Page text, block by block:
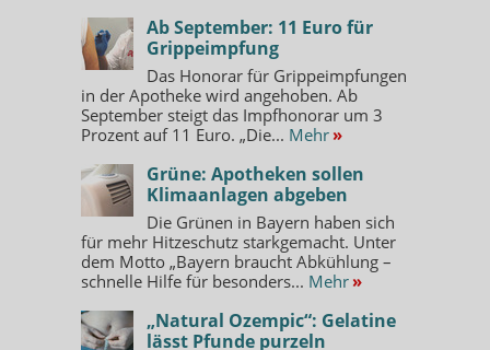
Ab September: 11 Euro für
Grippeimpfung
Das Honorar für Grippeimpfungen
in der Apotheke wird angehoben. Ab
September steigt das Impfhonorar um 3
Prozent auf 11 Euro. „Die... Mehr »
Grüne: Apotheken sollen
Klimaanlagen abgeben
Die Grünen in Bayern haben sich
für mehr Hitzeschutz starkgemacht. Unter
dem Motto „Bayern braucht Abkühlung –
schnelle Hilfe für besonders... Mehr »
„Natural Ozempic“: Gelatine
lässt Pfunde purzeln